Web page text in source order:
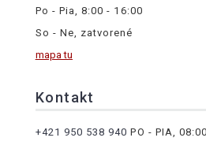
Po - Pia, 8:00 - 16:00
So - Ne, zatvorené
mapa tu
Kontakt
+421 950 538 940 PO - PIA,